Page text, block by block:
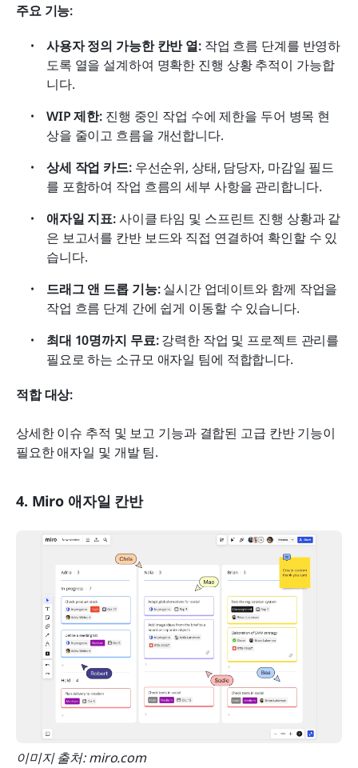
주요 기능:
사용자 정의 가능한 칸반 열: 작업 흐름 단계를 반영하
도록 열을 설계하여 명확한 진행 상황 추적이 가능합
니다.
WIP 제한: 진행 중인 작업 수에 제한을 두어 병목 현
상을 줄이고 흐름을 개선합니다.
상세 작업 카드: 우선순위, 상태, 담당자, 마감일 필드
를 포함하여 작업 흐름의 세부 사항을 관리합니다.
애자일 지표: 사이클 타임 및 스프린트 진행 상황과 같
은 보고서를 칸반 보드와 직접 연결하여 확인할 수 있
습니다.
드래그 앤 드롭 기능: 실시간 업데이트와 함께 작업을
작업 흐름 단계 간에 쉽게 이동할 수 있습니다.
최대 10명까지 무료: 강력한 작업 및 프로젝트 관리를
필요로 하는 소규모 애자일 팀에 적합합니다.
적합 대상:
상세한 이슈 추적 및 보고 기능과 결합된 고급 칸반 기능이
필요한 애자일 및 개발 팀.
4. Miro 애자일 칸반
이미지 출처: miro.com